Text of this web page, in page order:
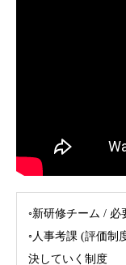
◦新研修チーム / 必
◦人事考課 (評価制
決していく制度